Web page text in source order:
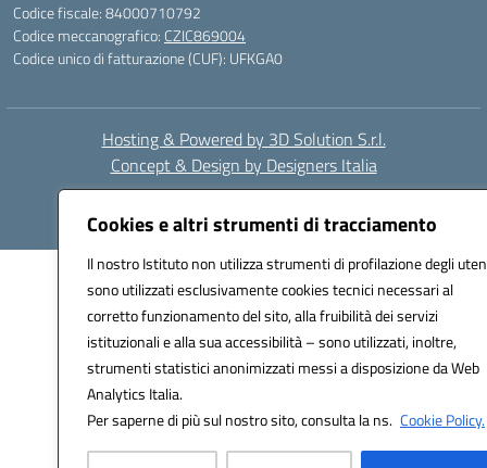
Cookies e altri strumenti di tracciamento
Il nostro Istituto non utilizza strumenti di profilazione degli
sono utilizzati esclusivamente cookies tecnici necessari al
corretto funzionamento del sito, alla fruibilità dei servizi
istituzionali e alla sua accessibilità – sono utilizzati, inoltre,
strumenti statistici anonimizzati messi a disposizione da Web
Analytics Italia.
Per saperne di più sul nostro sito, consulta la ns. Cookie Policy.
Codice fiscale: 84000710792
Codice meccanografico: CZIC869004
Codice unico di fatturazione (CUF): UFKGA0
Hosting & Powered by 3D Solution S.r.l.
Concept & Design by Designers Italia